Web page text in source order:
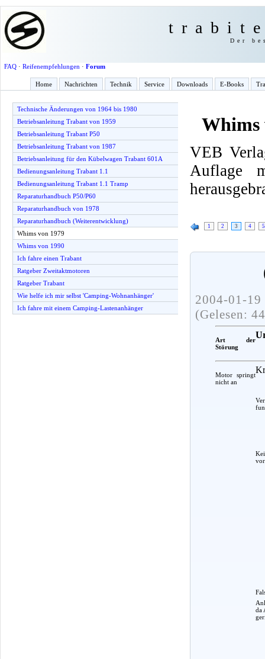
Der
FAQ· Reifenempfehlungen · Forum
Home Nachrichten Technik Service Downloads E-Books
Technische Änderungen von 1964 bis 1980
Betriebsanleitung Trabant von 1959
Betriebsanleitung Trabant P50
Betriebsanleitung Trabant von 1987
Betriebsanleitung für den Kübelwagen Trabant 601A
Bedienungsanleitung Trabant 1.1
Bedienungsanleitung Trabant 1.1 Tramp
Reparaturhandbuch P50/P60
Reparaturhandbuch von 1978
Reparaturhandbuch (Weiterentwicklung)
Whims von 1979
Whims von 1990
Ich fahre einen Trabant
Ratgeber Zweitaktmotoren
Ratgeber Trabant
Wie helfe ich mir selbst 'Camping-Wohnanhänger'
Ich fahre mit einem Camping-Lastenanhänger
Whims
VEB
Auflage
1 2 3 4 5
2004-01-
(Gelesen:
Art der
Störung
Motor springt
nicht an
da